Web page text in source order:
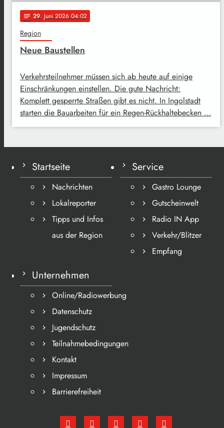
notes 29. Juni 2026 04:02
Region
Neue Baustellen
Verkehrsteilnehmer müssen sich ab heute auf einige
Einschränkungen einstellen. Die gute Nachricht:
Komplett gesperrte Straßen gibt es nicht. In Ingolstadt
starten die Bauarbeiten für ein Regen-Rückhaltebecken …
Startseite
Nachrichten
Lokalreporter
Tipps und Infos
aus der Region
Service
Gastro Lounge
Gutscheinwelt
Radio IN App
Verkehr/Blitzer
Empfang
Unternehmen
Online/Radiowerbung
Datenschutz
Jugendschutz
Teilnahmebedingungen
Kontakt
Impressum
Barrierefreiheit